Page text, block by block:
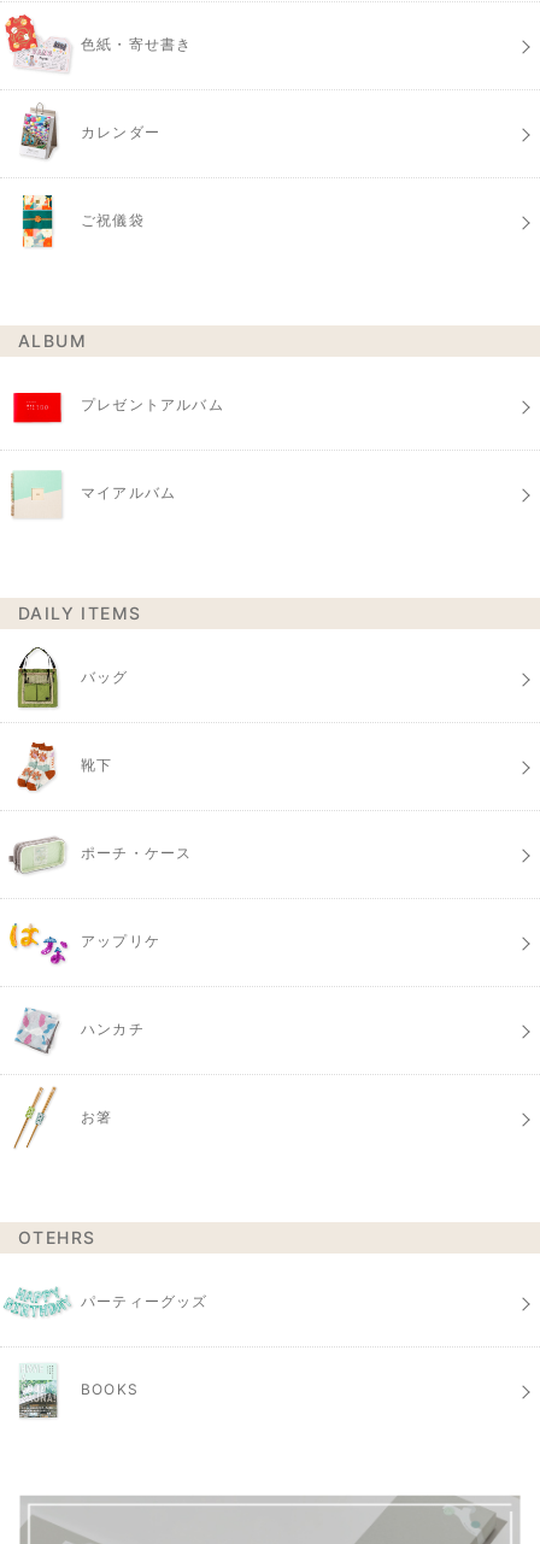
色紙・寄せ書き
カレンダー
ご祝儀袋
ALBUM
プレゼントアルバム
マイアルバム
DAILY ITEMS
バッグ
靴下
ポーチ・ケース
アップリケ
ハンカチ
お箸
OTEHRS
パーティーグッズ
BOOKS